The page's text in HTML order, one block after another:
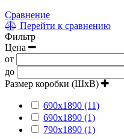
Сравнение
Перейти к сравнению
Фильтр
Цена
от
до
Размер коробки (ШxВ)
690x1890 (11)
690х1890 (1)
790х1890 (1)